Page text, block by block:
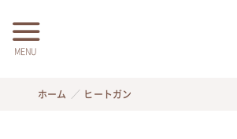
MENU
ホーム ヒートガン